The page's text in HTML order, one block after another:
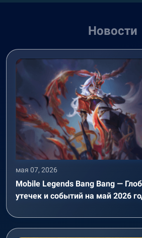
Новости
мая 07, 2026
Mobile Legends Bang Bang —
утечек и событий на май 2026